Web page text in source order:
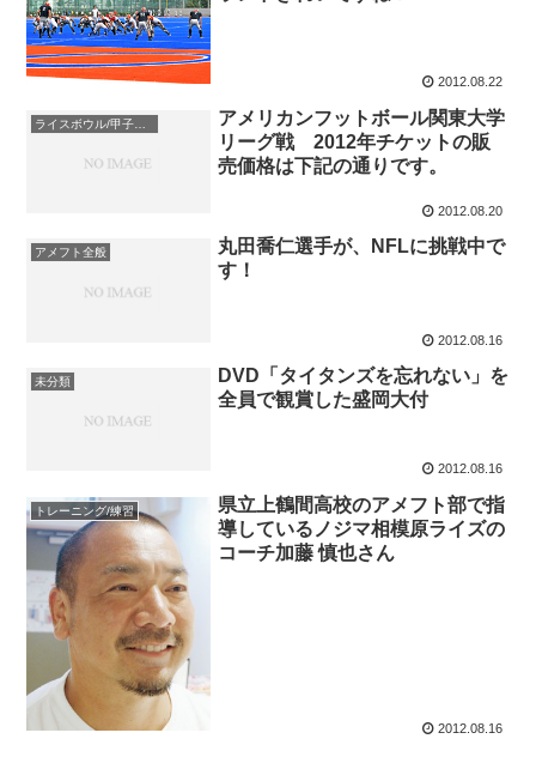
2012.08.22
アメリカンフットボール関東大学
リーグ戦 2012年チケットの販
売価格は下記の通りです。
2012.08.20
アメフト全般
丸田喬仁選手が、NFLに挑戦中で
す！
2012.08.16
未分類
DVD「タイタンズを忘れない」を
全員で観賞した盛岡大付
2012.08.16
トレーニング/練習
県立上鶴間高校のアメフト部で指
導しているノジマ相模原ライズの
コーチ加藤 慎也さん
2012.08.16